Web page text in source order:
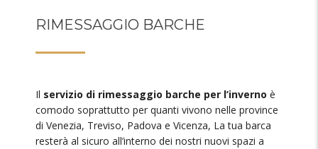
RIMESSAGGIO BARCHE
Il servizio di rimessaggio barche per l’inverno è
comodo soprattutto per quanti vivono nelle province
di Venezia, Treviso, Padova e Vicenza, La tua barca
resterà al sicuro all’interno dei nostri nuovi spazi a